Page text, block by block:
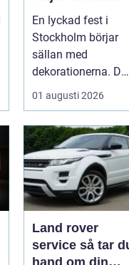
mat till ditt
evenemang
En lyckad fest i
Stockholm börjar
sällan med
dekorationerna. Den
börjar i köket....
01 augusti 2026
Land rover
service så tar du